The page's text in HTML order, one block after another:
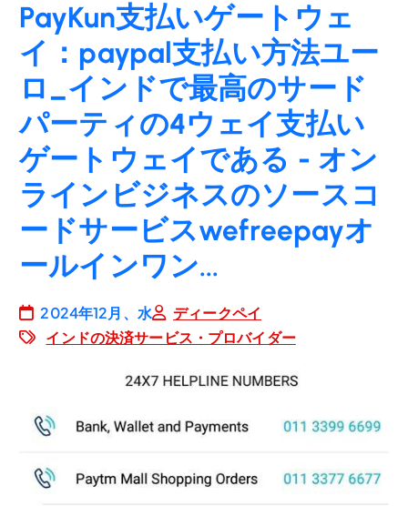
PayKun支払いゲートウェ
イ：paypal支払い方法ユー
ロ_インドで最高のサード
パーティの4ウェイ支払い
ゲートウェイである - オン
ラインビジネスのソースコ
ードサービスwefreepayオ
ールインワン...
2024年12月、水
ディークペイ
インドの決済サービス・プロバイダー